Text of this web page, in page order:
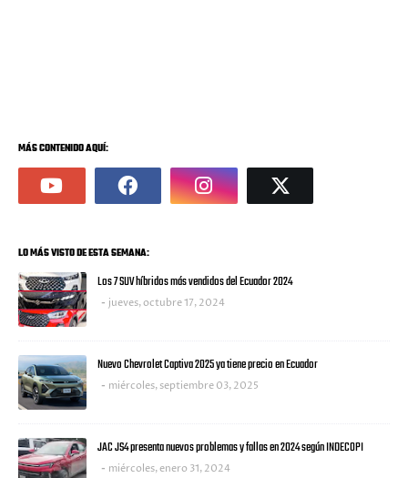
MÁS CONTENIDO AQUÍ:
LO MÁS VISTO DE ESTA SEMANA:
Los 7 SUV híbridos más vendidos del Ecuador 2024
jueves, octubre 17, 2024
Nuevo Chevrolet Captiva 2025 ya tiene precio en Ecuador
miércoles, septiembre 03, 2025
JAC JS4 presenta nuevos problemas y fallas en 2024 según INDECOPI
miércoles, enero 31, 2024